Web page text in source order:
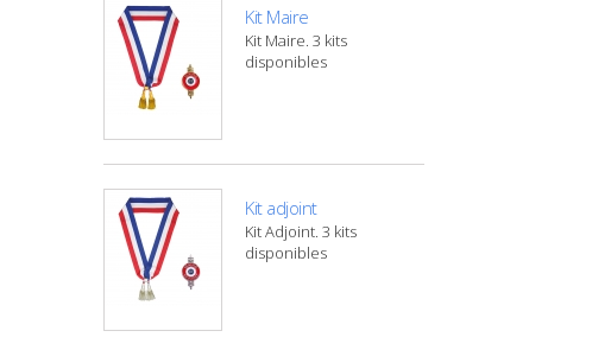
Kit Maire
Kit Maire. 3 kits
disponibles
Kit adjoint
Kit Adjoint. 3 kits
disponibles